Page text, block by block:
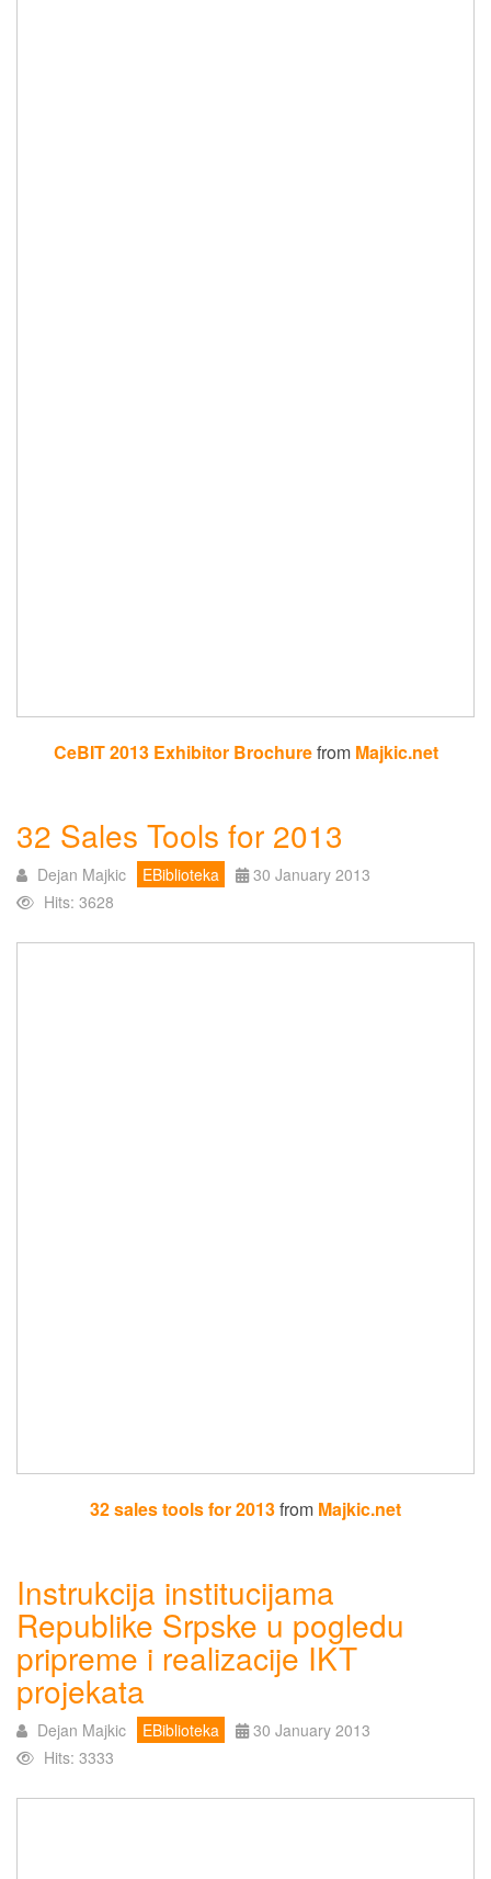
CeBIT 2013 Exhibitor Brochurefrom Majkic.net
32 Sales Tools for 2013
Dejan Majkic EBiblioteka
30 January 2013
Hits: 3628
32 sales tools for 2013from Majkic.net
Instrukcija institucijama
Republike Srpske u pogledu
pripreme i realizacije IKT
projekata
Dejan Majkic EBiblioteka
30 January 2013
Hits: 3333